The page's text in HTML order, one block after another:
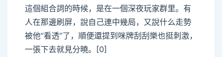
這個組合詞的時候，是在一個深夜玩家群里。有
人在那邊刷屏，說自己連中幾局，又說什么走勢
被他“看透”了，順便還提到咪牌刮刮樂也挺刺激，
一張下去就見分曉。[0]